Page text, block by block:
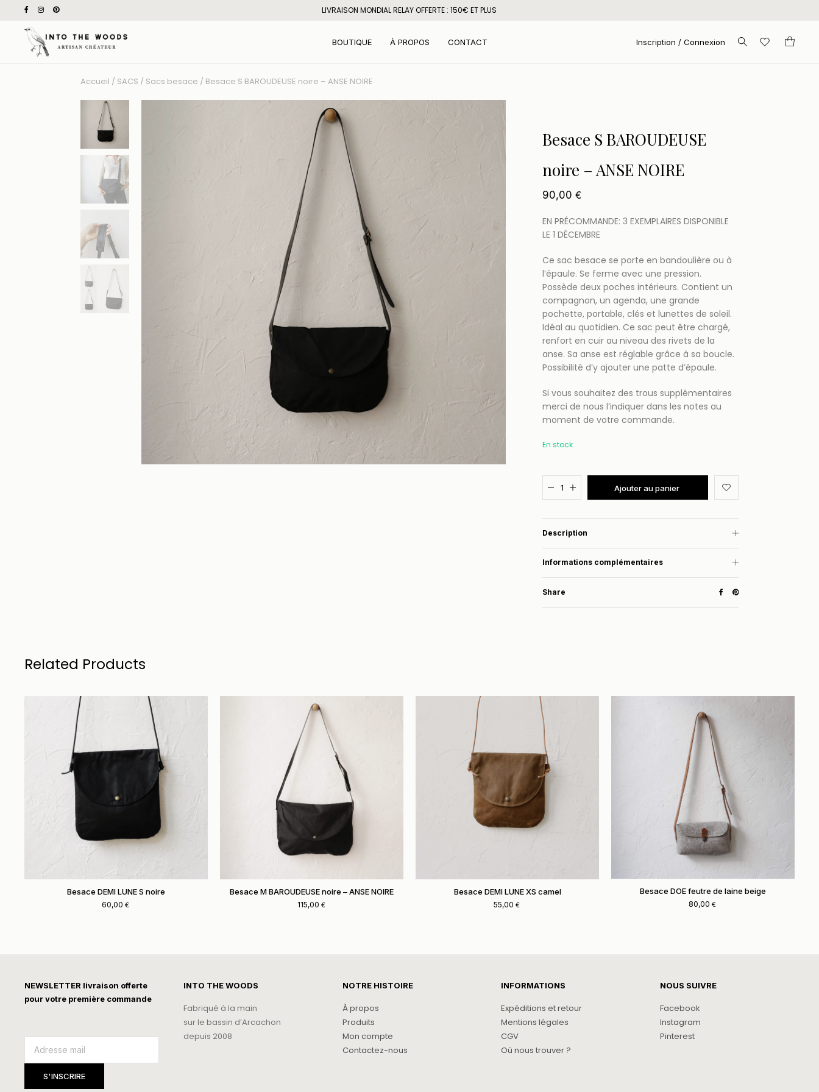
LIVRAISON MONDIAL RELAY OFFERTE : 150€ ET PLUS
Inscription / Connexion
BOUTIQUE À PROPOS CONTACT
Accueil / SACS / Sacs besace / Besace S BAROUDEUSE noire – ANSE NOIRE
Besace S BAROUDEUSE
noire – ANSE NOIRE
90,00€
EN PRÉCOMMANDE: 3 EXEMPLAIRES DISPONIBLE
LE 1 DÉCEMBRE
Ce sac besace se porte en bandoulière ou à
l’épaule. Se ferme avec une pression.
Possède deux poches intérieurs. Contient un
compagnon, un agenda, une grande
pochette, portable, clés et lunettes de soleil.
Idéal au quotidien. Ce sac peut être chargé,
renfort en cuir au niveau des rivets de la
anse. Sa anse est réglable grâce à sa boucle.
Possibilité d’y ajouter une patte d’épaule.
Si vous souhaitez des trous supplémentaires
merci de nous l’indiquer dans les notes au
moment de votre commande.
En stock
Ajouter au panier
Added to cart
Description
Informations complémentaires
Share
Related Products
Besace DEMI LUNE S noire
60,00€
Besace M BAROUDEUSE noire – ANSE NOIRE
115,00 €
Besace DEMI LUNE XS camel
55,00€
Besace DOE feutre de laine beige
80,00€
NEWSLETTER livraison offerte
pour votre première commande
INTO THE WOODS
Fabriqué à la main
sur le bassin d’Arcachon
depuis 2008
NOTRE HISTOIRE
À propos
Produits
Mon compte
Contactez-nous
INFORMATIONS
Expéditions et retour
Mentions légales
CGV
Où nous trouver ?
NOUS SUIVRE
Facebook
Instagram
Pinterest